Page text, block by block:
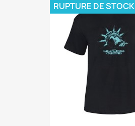
RUPTURE DE STOCK